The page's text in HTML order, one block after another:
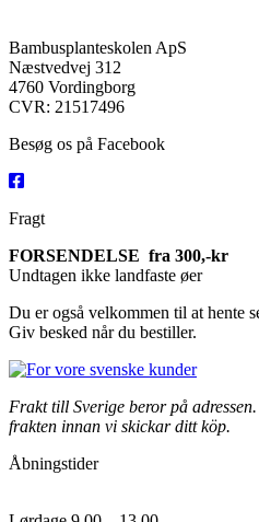
Bambusplanteskolen ApS
Næstvedvej 312
4760 Vordingborg
CVR: 21517496
Besøg os på Facebook
Fragt
FORSENDELSE fra 300,-kr
Undtagen ikke landfaste øer
Du er også velkommen til at hente
Giv besked når du bestiller.
Frakt till Sverige beror på
frakten innan vi skickar ditt köp.
Åbningstider